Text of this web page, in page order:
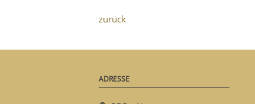
zurück
ADRESSE